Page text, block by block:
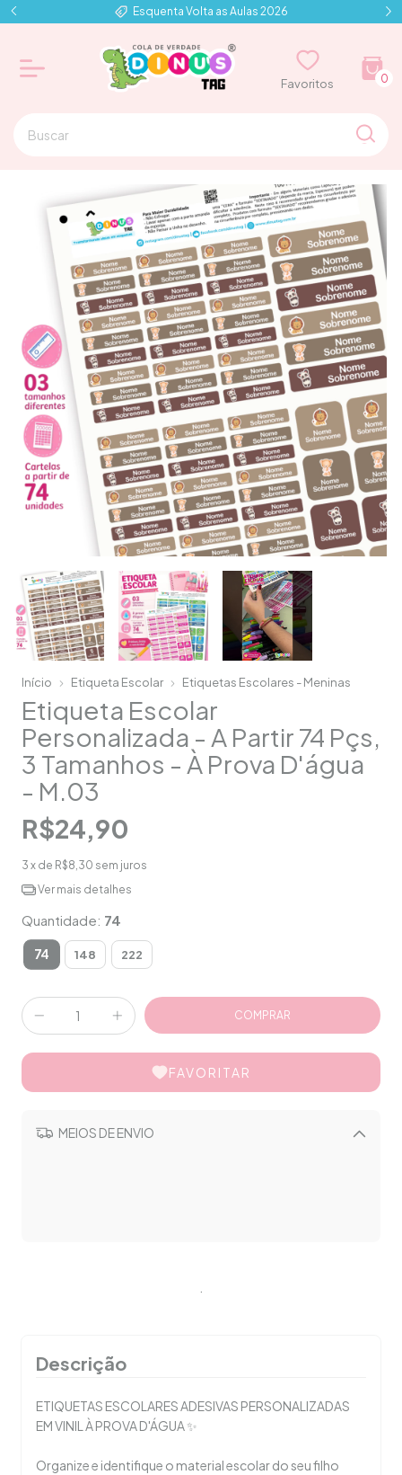
Esquenta Volta as Aulas 2026
⠀⠀Favoritos⠀⠀ 0
Início Etiqueta Escolar Etiquetas Escolares - Meninas
Etiqueta Escolar
Personalizada - A Partir 74 Pçs,
3 Tamanhos - À Prova D'água
- M.03
R$24,90
3 x de R$8,30 sem juros
Ver mais detalhes
Quantidade: 74
74 148 222
FAVORITAR
MEIOS DE ENVIO
Descrição
ETIQUETAS ESCOLARES ADESIVAS PERSONALIZADAS
EM VINIL À PROVA D'ÁGUA ✨
Organize e identifique o material escolar do seu filho